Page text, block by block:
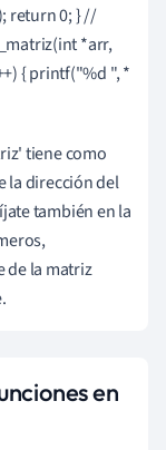
return 0; } //
*arr,
{ printf("%d ", *
tiene como
la dirección del
también en la
de la matriz
en